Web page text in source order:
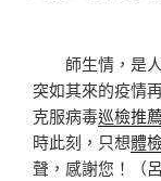
師生情，是人
突如其來的疫情
克服病毒巡檢推薦
時此刻，只想體
聲，感謝您！（呂